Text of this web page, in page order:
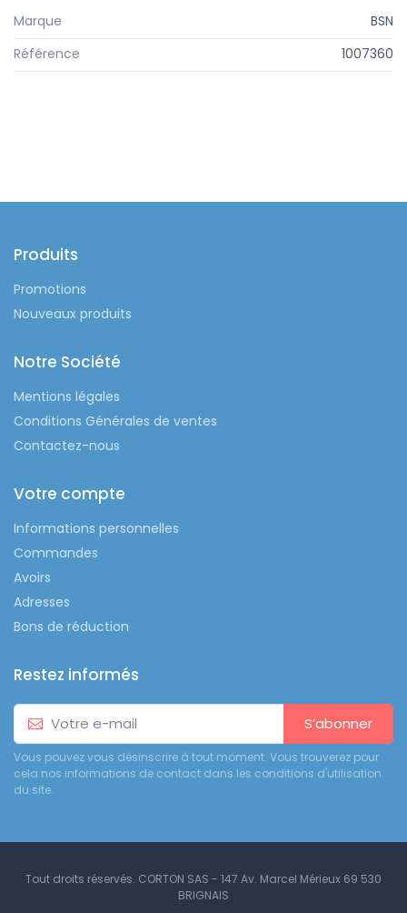
Marque
BSN
Référence
1007360
Produits
Promotions
Nouveaux produits
Notre Société
Mentions légales
Conditions Générales de ventes
Contactez-nous
Votre compte
Informations personnelles
Commandes
Avoirs
Adresses
Bons de réduction
Restez informés
S’abonner
Vous pouvez vous désinscrire à tout moment. Vous trouverez pour
cela nos informations de contact dans les conditions d'utilisation
du site.
Tout droits réservés. CORTON SAS - 147 Av. Marcel Mérieux 69 530
BRIGNAIS